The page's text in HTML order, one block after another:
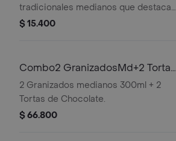
tradicionales medianos que destacan
el sabor y aroma del café Juan Valdez.
$ 15.400
Combo2 GranizadosMd+2 Tortas
Chocolate
2 Granizados medianos 300ml + 2
Tortas de Chocolate.
$ 66.800